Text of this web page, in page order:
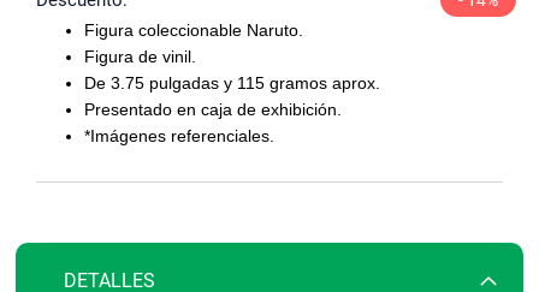
imágenes
Figura coleccionable Naruto.
Figura de vinil.
De 3.75 pulgadas y 115 gramos aprox.
Presentado en caja de exhibición.
*Imágenes referenciales.
DETALLES